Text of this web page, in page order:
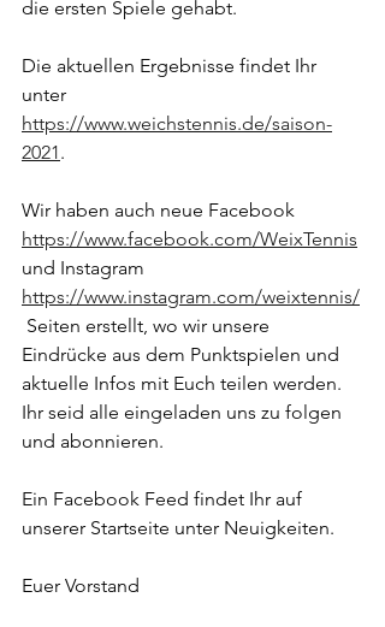
die ersten Spiele gehabt.
Die aktuellen Ergebnisse findet Ihr
unter
https://www.weichstennis.de/saison-
2021.
Wir haben auch neue Facebook
https://www.facebook.com/WeixTennis
und Instagram
https://www.instagram.com/weixtennis/
Seiten erstellt, wo wir unsere
Eindrücke aus dem Punktspielen und
aktuelle Infos mit Euch teilen werden.
Ihr seid alle eingeladen uns zu folgen
und abonnieren.
Ein Facebook Feed findet Ihr auf
unserer Startseite unter Neuigkeiten.
Euer Vorstand